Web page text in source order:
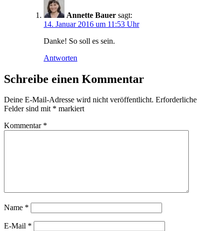
Annette Bauer sagt:
14. Januar 2016 um 11:53 Uhr
Danke! So soll es sein.
Antworten
Schreibe einen Kommentar
Deine E-Mail-Adresse wird nicht veröffentlicht. Erforderliche
Felder sind mit * markiert
Kommentar *
Name *
E-Mail *